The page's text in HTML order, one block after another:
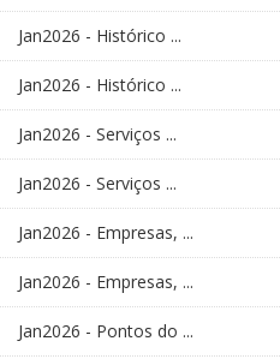
Jan2026 - Histórico ...
Jan2026 - Histórico ...
Jan2026 - Serviços ...
Jan2026 - Serviços ...
Jan2026 - Empresas, ...
Jan2026 - Empresas, ...
Jan2026 - Pontos do ...